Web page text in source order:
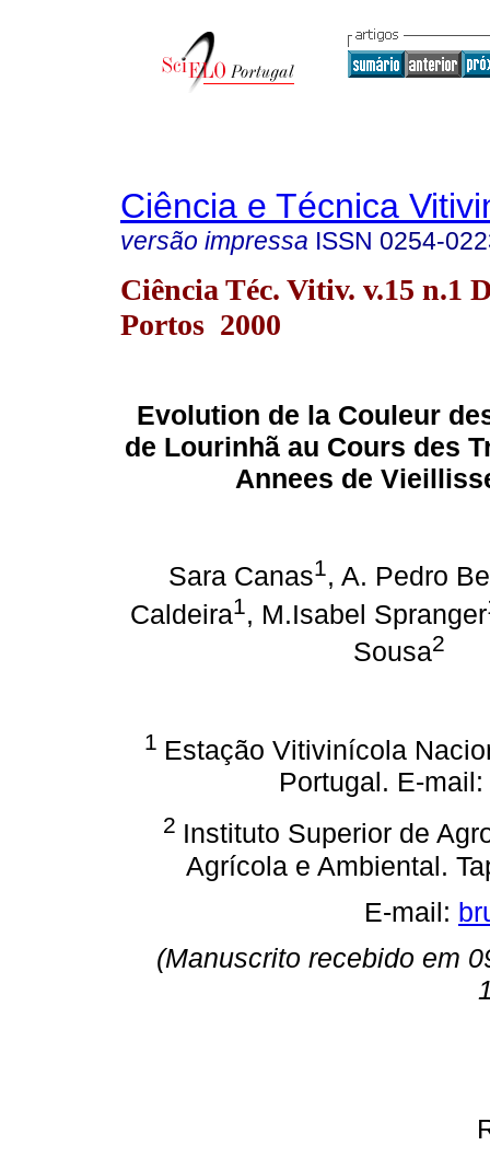
Ciência e Técnica
versão impressa ISSN 0254-
Ciência Téc. Vitiv. v.15 n.1
Portos 2000
Evolution de la Couleur
de Lourinhã au Cours des
Annees de
Sara Canas1, A. Pedro
Caldeira1, M.Isabel Spranger
Sousa2
1 Estação Vitivinícola
Portugal. E-mail:
2 Instituto Superior de
Agrícola e Ambiental.
E-mail:
(Manuscrito recebido em